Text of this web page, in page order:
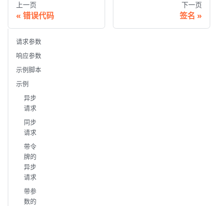
上一页
错误代码
下一页
签名
请求参数
响应参数
示例脚本
示例
异步
请求
同步
请求
带令
牌的
异步
请求
带参
数的